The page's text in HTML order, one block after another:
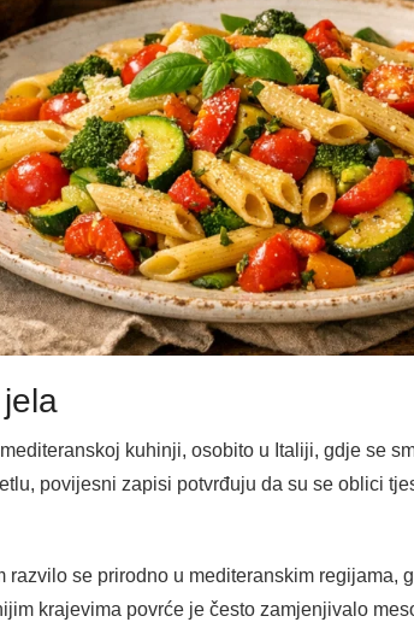
kuhinji, osobito u Italiji, gdje se
povijesni zapisi potvrđuju da su se oblici
razvilo se prirodno u mediteranskim regijama,
krajevima povrće je često zamjenjivalo